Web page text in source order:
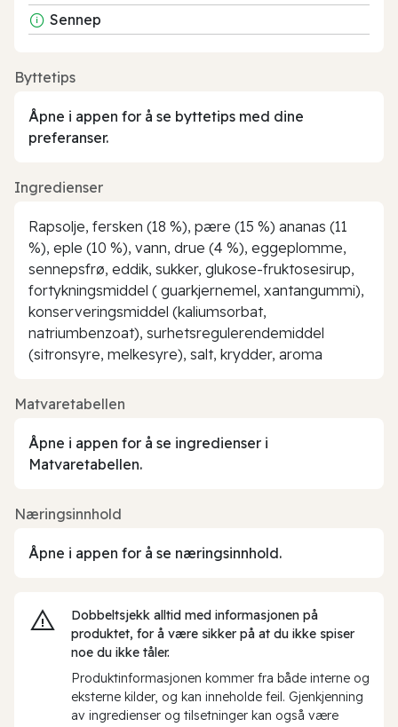
Sennep
Byttetips
Åpne i appen for å se byttetips med dine
preferanser.
Ingredienser
Rapsolje, fersken (18 %), pære (15 %) ananas (11
%), eple (10 %), vann, drue (4 %), eggeplomme,
sennepsfrø, eddik, sukker, glukose-fruktosesirup,
fortykningsmiddel ( guarkjernemel, xantangummi),
konserveringsmiddel (kaliumsorbat,
natriumbenzoat), surhetsregulerendemiddel
(sitronsyre, melkesyre), salt, krydder, aroma
Matvaretabellen
Åpne i appen for å se ingredienser i
Matvaretabellen.
Næringsinnhold
Åpne i appen for å se næringsinnhold.
Dobbeltsjekk alltid med informasjonen på
produktet, for å være sikker på at du ikke spiser
noe du ikke tåler.
Produktinformasjonen kommer fra både interne og
eksterne kilder, og kan inneholde feil. Gjenkjenning
av ingredienser og tilsetninger kan også være